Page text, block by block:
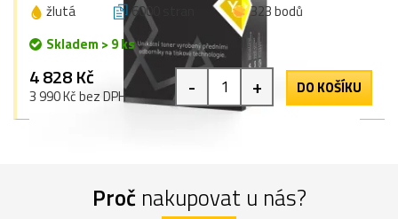
žlutá 6000 stran
323 bodů
Skladem > 9 ks
4 828 Kč
3 990 Kč bez DPH - + DO KOŠÍKU
Proč nakupovat u nás?